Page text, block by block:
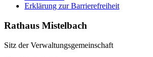
Erklärung zur Barrierefreiheit
Rathaus Mistelbach
Sitz der Verwaltungsgemeinschaft